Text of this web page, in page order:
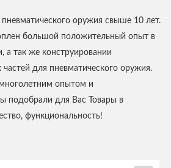
оружия свыше 10 лет.
большой положительный опыт в
а так же конструировании
частей для пневматического оружия.
опытом и
подобрали для Вас Товары в
функциональность!